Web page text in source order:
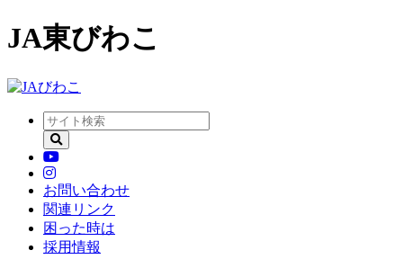
JA東びわこ
お問い合わせ
関連リンク
困った時は
採用情報